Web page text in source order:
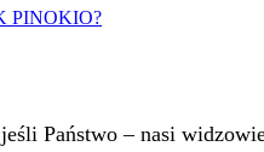
PINOKIO?
Państwo – nasi